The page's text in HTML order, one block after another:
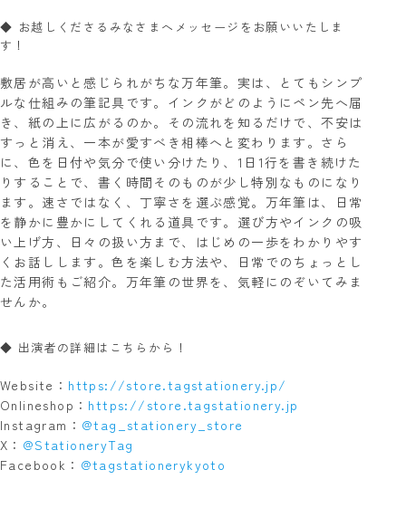
◆ お越しくださるみなさまへメッセージをお願いいたしま
す！
敷居が高いと感じられがちな万年筆。実は、とてもシンプ
ルな仕組みの筆記具です。インクがどのようにペン先へ届
き、紙の上に広がるのか。その流れを知るだけで、不安は
すっと消え、一本が愛すべき相棒へと変わります。さら
に、色を日付や気分で使い分けたり、1日1行を書き続けた
りすることで、書く時間そのものが少し特別なものになり
ます。速さではなく、丁寧さを選ぶ感覚。万年筆は、日常
を静かに豊かにしてくれる道具です。選び方やインクの吸
い上げ方、日々の扱い方まで、はじめの一歩をわかりやす
くお話しします。色を楽しむ方法や、日常でのちょっとし
た活用術もご紹介。万年筆の世界を、気軽にのぞいてみま
せんか。
◆ 出演者の詳細はこちらから！
Website： https://store.tagstationery.jp/
Onlineshop： https://store.tagstationery.jp
Instagram： @tag_stationery_store
X： @StationeryTag
Facebook： @tagstationerykyoto